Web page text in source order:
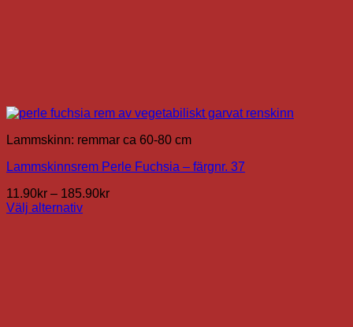
Lammskinn: remmar ca 60-80 cm
Lammskinnsrem Perle Fuchsia – färgnr. 37
11.90kr – 185.90krPrisintervall:
Välj alternativ